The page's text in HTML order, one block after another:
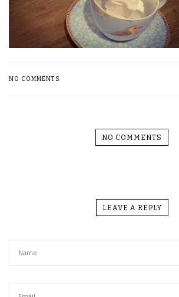
NO COMMENTS
NO COMMENTS
LEAVE A REPLY